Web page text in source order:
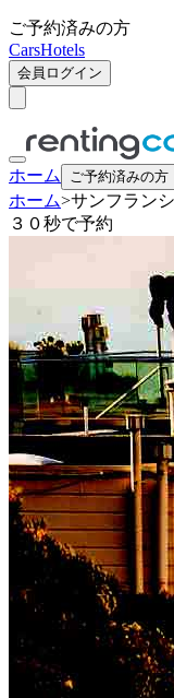
ご予約済みの方
CarsHotels
会員ログイン
ホーム ご予約済みの方
ホーム>サンフラン
３０秒で予約